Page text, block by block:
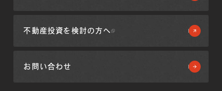
不動産投資を 検討の方へ
お問い合わせ